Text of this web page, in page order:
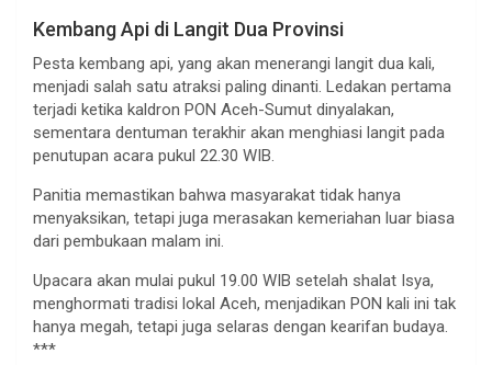
Kembang Api di Langit Dua Provinsi
Pesta kembang api, yang akan menerangi langit dua kali,
menjadi salah satu atraksi paling dinanti. Ledakan pertama
terjadi ketika kaldron PON Aceh-Sumut dinyalakan,
sementara dentuman terakhir akan menghiasi langit pada
penutupan acara pukul 22.30 WIB.
Panitia memastikan bahwa masyarakat tidak hanya
menyaksikan, tetapi juga merasakan kemeriahan luar biasa
dari pembukaan malam ini.
Upacara akan mulai pukul 19.00 WIB setelah shalat Isya,
menghormati tradisi lokal Aceh, menjadikan PON kali ini tak
hanya megah, tetapi juga selaras dengan kearifan budaya.
***